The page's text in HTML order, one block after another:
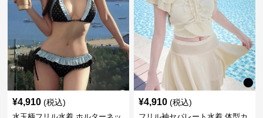
¥4,910 (税込) ¥4,910 (税込)